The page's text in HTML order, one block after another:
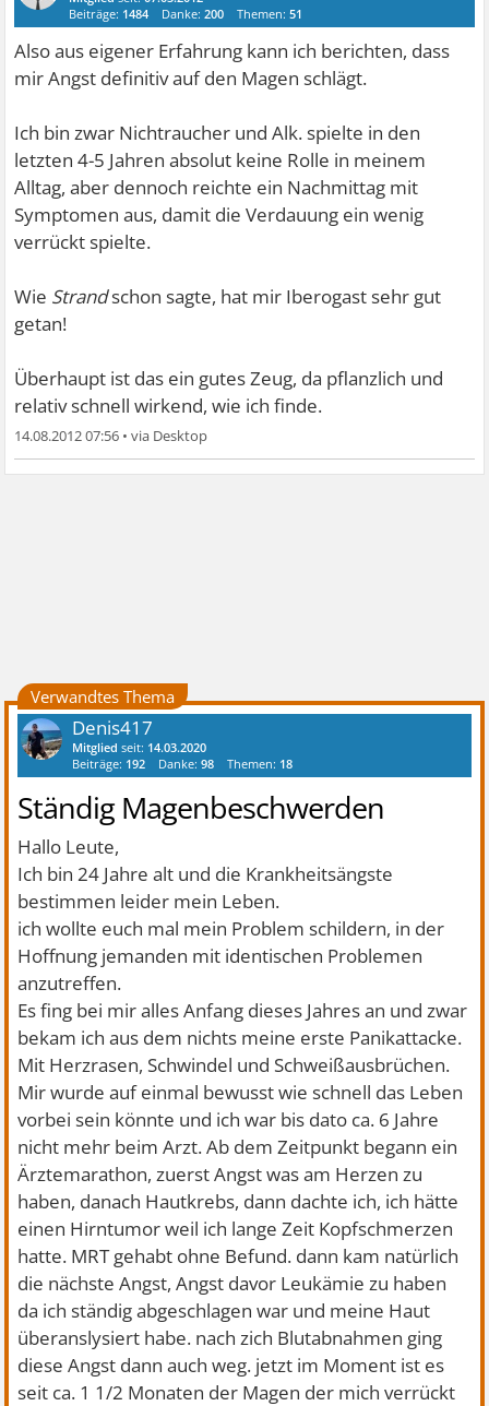
Beiträge: 1484 Danke:200 Themen:51
Also aus eigener Erfahrung kann ich berichten, dass
mir Angst definitiv auf den Magen schlägt.
Ich bin zwar Nichtraucher und Alk. spielte in den
letzten 4-5 Jahren absolut keine Rolle in meinem
Alltag, aber dennoch reichte ein Nachmittag mit
Symptomen aus, damit die Verdauung ein wenig
verrückt spielte.
Wie Strandschon sagte, hat mir Iberogast sehr gut
getan!
Überhaupt ist das ein gutes Zeug, da pflanzlich und
relativ schnell wirkend, wie ich finde.
14.08.2012 07:56 •
Verwandtes Thema
Denis417
Mitglied seit: 14.03.2020
Beiträge: 192 Danke:98 Themen: 18
Ständig Magenbeschwerden
Hallo Leute,
Ich bin 24 Jahre alt und die Krankheitsängste
bestimmen leider mein Leben.
ich wollte euch mal mein Problem schildern, in der
Hoffnung jemanden mit identischen Problemen
anzutreffen.
Es fing bei mir alles Anfang dieses Jahres an und zwar
bekam ich aus dem nichts meine erste Panikattacke.
Mit Herzrasen, Schwindel und Schweißausbrüchen.
Mir wurde auf einmal bewusst wie schnell das Leben
vorbei sein könnte und ich war bis dato ca. 6 Jahre
nicht mehr beim Arzt. Ab dem Zeitpunkt begann ein
Ärztemarathon, zuerst Angst was am Herzen zu
haben, danach Hautkrebs, dann dachte ich, ich hätte
einen Hirntumor weil ich lange Zeit Kopfschmerzen
hatte. MRT gehabt ohne Befund. dann kam natürlich
die nächste Angst, Angst davor Leukämie zu haben
da ich ständig abgeschlagen war und meine Haut
überanslysiert habe. nach zich Blutabnahmen ging
diese Angst dann auch weg. jetzt im Moment ist es
seit ca. 1 1/2 Monaten der Magen der mich verrückt